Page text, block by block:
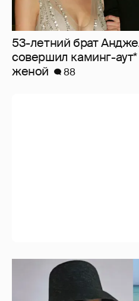
53-летний брат
совершил каминг-
женой
88
Где и как отдыхают